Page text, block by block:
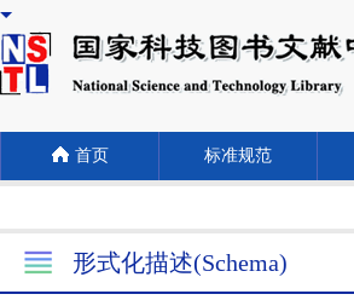
首页 标准规范
形式化描述(Schema)